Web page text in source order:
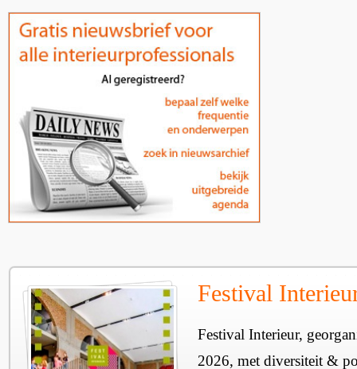
Festival
Festival Interieur,
2026, met diversiteit &